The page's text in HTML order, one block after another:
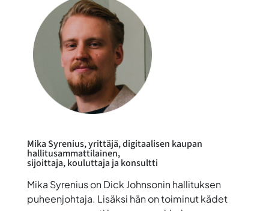
Mika Syrenius, yrittäjä, digitaalisen kaupan
hallitusammattilainen,
sijoittaja, kouluttaja ja konsultti
Mika Syrenius on Dick Johnsonin hallituksen
puheenjohtaja. Lisäksi hän on toiminut kädet